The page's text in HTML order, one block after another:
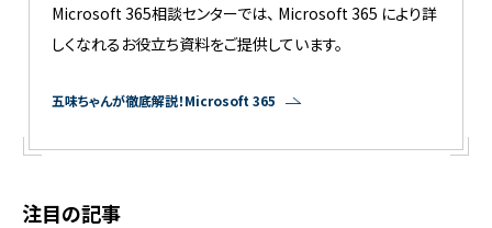
Microsoft 365相談センターでは、 Microsoft 365 により詳
しくなれるお役立ち資料をご提供しています。
五味ちゃんが徹底解説！Microsoft 365
注目の記事